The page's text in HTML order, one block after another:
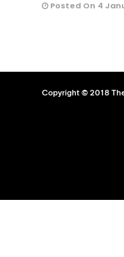
Posted On 4
Copyright © 2018